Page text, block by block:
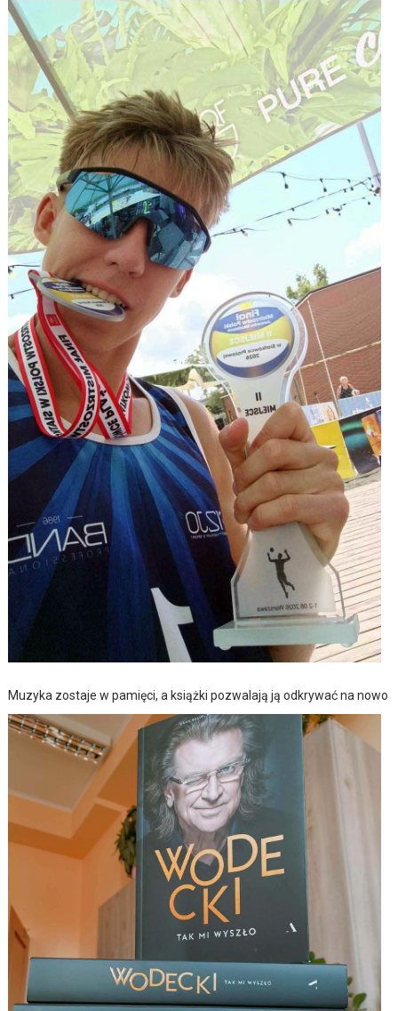
Muzyka zostaje w pamięci, a książki pozwalają ją odkrywać na nowo